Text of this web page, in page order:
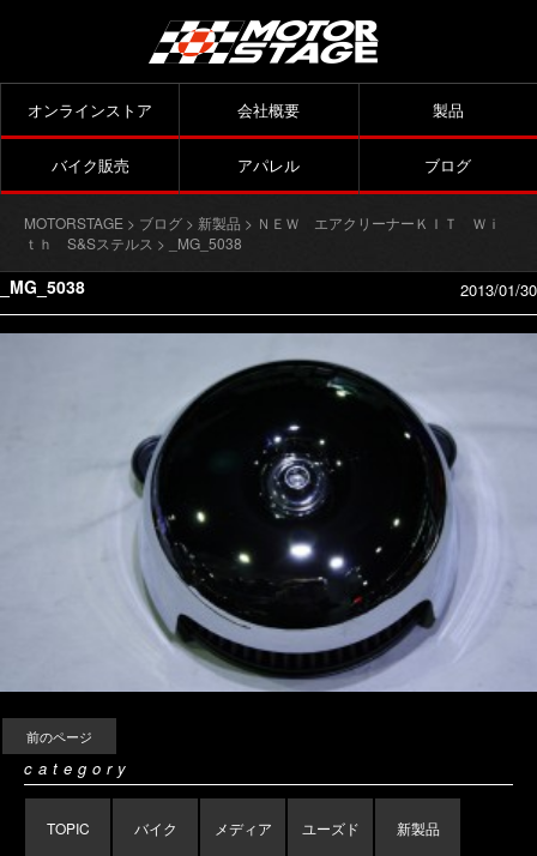
オンラインストア 会社概要 製品
バイク販売 アパレル ブログ
MOTORSTAGE > ブログ > 新製品 > ＮＥＷ エアクリーナーＫＩＴ Ｗｉ
ｔｈ S&Sステルス > _MG_5038
_MG_5038 2013/01/30
前のページ
category
TOPIC バイク メディア ユーズド 新製品